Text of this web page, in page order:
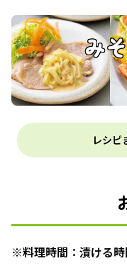
み
レシピ
※料理時間：漬ける時